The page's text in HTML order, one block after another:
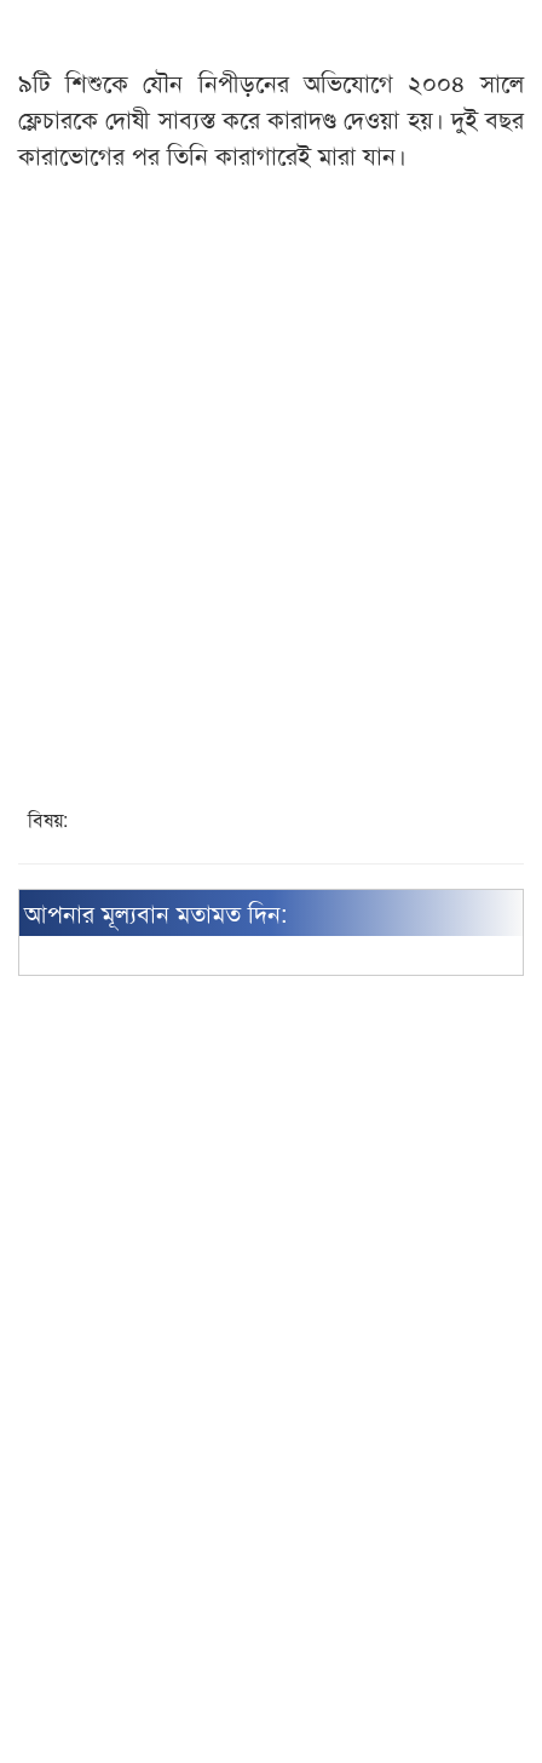
৯টি শিশুকে যৌন নিপীড়নের অভিযোগে ২০০৪ সালে
ফ্লেচারকে দোষী সাব্যস্ত করে কারাদণ্ড দেওয়া হয়। দুই বছর
কারাভোগের পর তিনি কারাগারেই মারা যান।
বিষয়:
আপনার মূল্যবান মতামত দিন: